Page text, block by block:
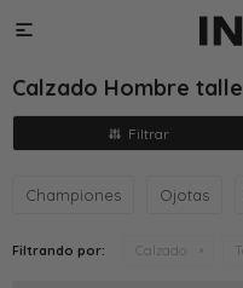

Calzado Hombre talle
Championes Ojotas
Filtrando por: Calzado